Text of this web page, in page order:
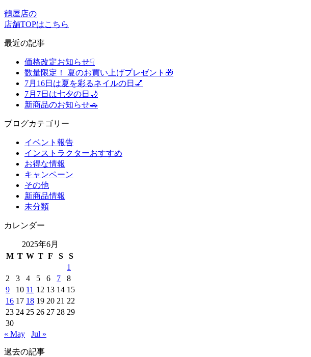
鶴屋店の
店舗TOPはこちら
最近の記事
価格改定お知らせ☟
数量限定！ 夏のお買い上げプレゼント🎁
7月16日は夏を彩るネイルの日💅
7月7日は七夕の日🌙
新商品のお知らせ🚗
ブログカテゴリー
イベント報告
インストラクターおすすめ
お得な情報
キャンペーン
その他
新商品情報
未分類
カレンダー
2025年6月
M T W T F S
S
1
2
3 4 5 6 7
8
9
10 11 12 13 14 15
16 17 18 19 20 21 22
23 24 25 26 27 28 29
30
« May
Jul »
過去の記事